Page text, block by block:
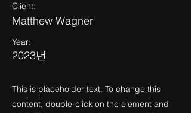
Client:
Matthew Wagner
Year:
2023년
This is placeholder text. To change this
content, double-click on the element and